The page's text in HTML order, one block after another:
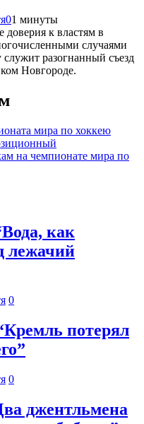
01 минуты
доверия к властям в
случаями
разогнанный съезд
Новгороде.
мира по хоккею
на чемпионате мира по
как
лежачий
0
потерял
0
джентльмена